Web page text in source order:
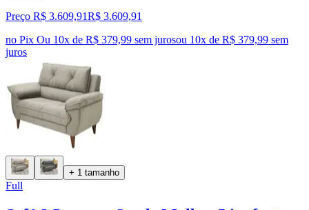
Preço R$ 3.609,91R$ 3.609,91
no Pix Ou 10x de R$ 379,99 sem jurosou 10x de R$ 379,99 sem
juros
+ 1 tamanho
Full